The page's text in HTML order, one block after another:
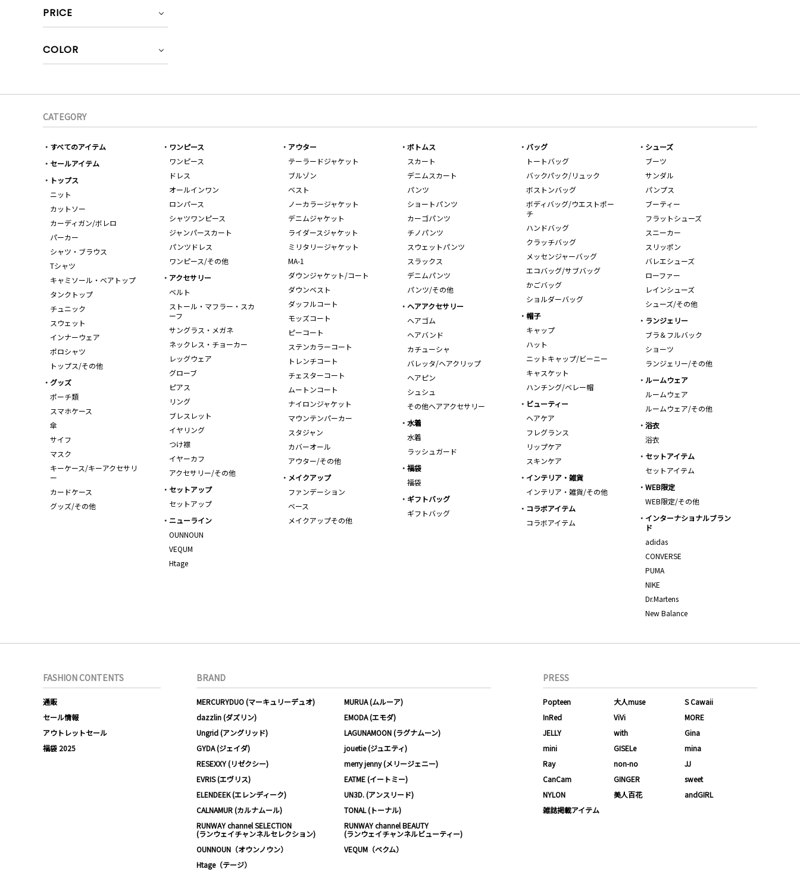
PRICE
COLOR
CATEGORY
すべてのアイテム
セールアイテム
トップス
ニット
カットソー
カーディガン/ボレロ
パーカー
シャツ・ブラウス
Tシャツ
キャミソール・ベアトップ
タンクトップ
チュニック
スウェット
インナーウェア
ポロシャツ
トップス/その他
ワンピース
ワンピース
ドレス
オールインワン
ロンパース
シャツワンピース
ジャンパースカート
パンツドレス
ワンピース/その他
アウター
テーラードジャケット
ブルゾン
ベスト
ノーカラージャケット
デニムジャケット
ライダースジャケット
ミリタリージャケット
MA-1
ダウンジャケット/コート
ダウンベスト
ダッフルコート
モッズコート
ピーコート
ステンカラーコート
トレンチコート
チェスターコート
ムートンコート
ナイロンジャケット
マウンテンパーカー
スタジャン
カバーオール
アウター/その他
ボトムス
スカート
デニムスカート
パンツ
ショートパンツ
カーゴパンツ
チノパンツ
スウェットパンツ
スラックス
デニムパンツ
パンツ/その他
バッグ
トートバッグ
バックパック/リュック
ボストンバッグ
ボディバッグ/ウエストポー
チ
ハンドバッグ
クラッチバッグ
メッセンジャーバッグ
エコバッグ/サブバッグ
かごバッグ
ショルダーバッグ
シューズ
ブーツ
サンダル
パンプス
ブーティー
フラットシューズ
スニーカー
スリッポン
バレエシューズ
ローファー
レインシューズ
シューズ/その他
アクセサリー
ベルト
ストール・マフラー・スカ
ーフ
サングラス・メガネ
ネックレス・チョーカー
レッグウェア
グローブ
ピアス
リング
ブレスレット
イヤリング
つけ襟
イヤーカフ
アクセサリー/その他
ヘアアクセサリー
ヘアゴム
ヘアバンド
カチューシャ
バレッタ/ヘアクリップ
ヘアピン
シュシュ
その他ヘアアクセサリー
帽子
キャップ
ハット
ニットキャップ/ビーニー
キャスケット
ハンチング/ベレー帽
ランジェリー
ブラ＆フルバック
ショーツ
ランジェリー/その他
ルームウェア
ルームウェア
ルームウェア/その他
グッズ
ポーチ類
スマホケース
傘
サイフ
マスク
キーケース/キーアクセサリ
ー
カードケース
グッズ/その他
ビューティー
ヘアケア
フレグランス
リップケア
スキンケア
水着
水着
ラッシュガード
浴衣
浴衣
セットアイテム
セットアイテム
福袋
福袋
メイクアップ
ファンデーション
ベース
メイクアップその他
インテリア・雑貨
インテリア・雑貨/その他
WEB限定
WEB限定/その他
セットアップ
セットアップ
ギフトバッグ
ギフトバッグ
コラボアイテム
コラボアイテム
インターナショナルブラン
ド
adidas
CONVERSE
PUMA
NIKE
Dr.Martens
New Balance
ニューライン
OUNNOUN
VEQUM
Htage
FASHION CONTENTS
通販
セール情報
アウトレットセール
福袋 2025
BRAND
MERCURYDUO (マーキュリーデュオ)
MURUA (ムルーア)
dazzlin (ダズリン)
EMODA (エモダ)
Ungrid (アングリッド)
LAGUNAMOON (ラグナムーン)
GYDA (ジェイダ)
jouetie (ジュエティ)
RESEXXY (リゼクシー)
merry jenny (メリージェニー)
EVRIS (エヴリス)
EATME (イートミー)
ELENDEEK (エレンディーク)
UN3D. (アンスリード)
CALNAMUR (カルナムール)
TONAL (トーナル)
RUNWAY channel SELECTION
(ランウェイチャンネルセレクション)
RUNWAY channel BEAUTY
(ランウェイチャンネルビューティー)
OUNNOUN（オウンノウン）
VEQUM（ベクム）
Htage（テージ）
PRESS
Popteen 大人muse
S Cawaii
InRed
ViVi
MORE
JELLY
with
Gina
mini
GISELe
mina
Ray
non-no
JJ
CanCam
GINGER
sweet
NYLON
美人百花
andGIRL
雑誌掲載アイテム